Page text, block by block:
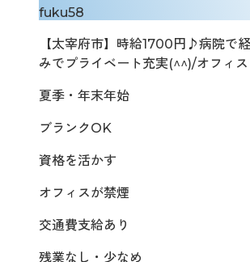
fuku58
【太宰府市】時給1700円♪病院で
みでプライベート充実(^^)/オフィ
夏季・年末年始
ブランクOK
資格を活かす
オフィスが禁煙
交通費支給あり
残業なし・少なめ